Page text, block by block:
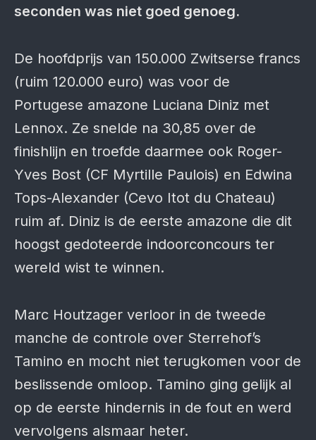
seconden was niet goed genoeg.
De hoofdprijs van 150.000 Zwitserse francs
(ruim 120.000 euro) was voor de
Portugese amazone Luciana Diniz met
Lennox. Ze snelde na 30,85 over de
finishlijn en troefde daarmee ook Roger-
Yves Bost (CF Myrtille Paulois) en Edwina
Tops-Alexander (Cevo Itot du Chateau)
ruim af. Diniz is de eerste amazone die dit
hoogst gedoteerde indoorconcours ter
wereld wist te winnen.
Marc Houtzager verloor in de tweede
manche de controle over Sterrehof’s
Tamino en mocht niet terugkomen voor de
beslissende omloop. Tamino ging gelijk al
op de eerste hindernis in de fout en werd
vervolgens alsmaar heter.